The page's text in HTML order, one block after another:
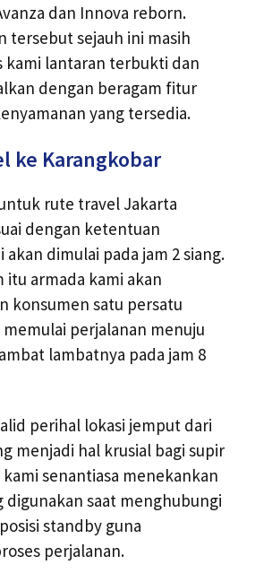
dan Innova reborn.
tersebut sejauh ini masih
kami lantaran terbukti dan
dengan beragam fitur
yang tersedia.
ke Karangkobar
rute travel Jakarta
dengan ketentuan
akan dimulai pada jam 2 siang.
itu armada kami akan
konsumen satu persatu
perjalanan menuju
lambatnya pada jam 8
perihal lokasi jemput dari
menjadi hal krusial bagi supir
kami senantiasa menekankan
digunakan saat menghubungi
standby guna
perjalanan.